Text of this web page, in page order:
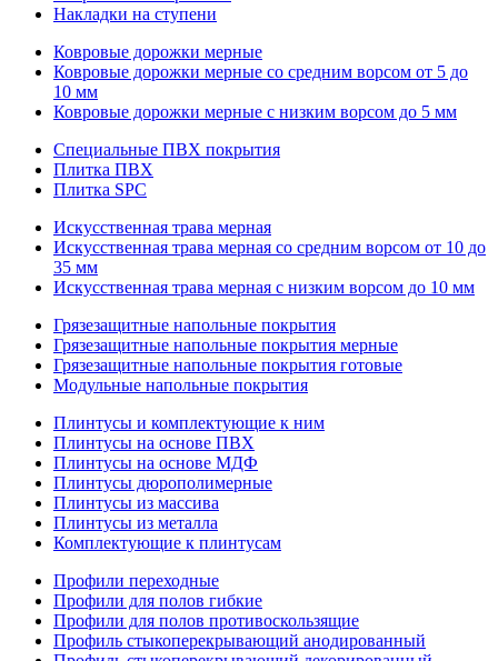
Накладки на ступени
Ковровые дорожки мерные
Ковровые дорожки мерные со средним ворсом от 5 до
10 мм
Ковровые дорожки мерные с низким ворсом до 5 мм
Специальные ПВХ покрытия
Плитка ПВХ
Плитка SPC
Искуccтвенная трава мерная
Искусственная трава мерная со средним ворсом от 10 до
35 мм
Искусственная трава мерная с низким ворсом до 10 мм
Грязезащитные напольные покрытия
Грязезащитные напольные покрытия мерные
Грязезащитные напольные покрытия готовые
Модульные напольные покрытия
Плинтусы и комплектующие к ним
Плинтусы на основе ПВХ
Плинтусы на основе МДФ
Плинтусы дюрополимерные
Плинтусы из массива
Плинтусы из металла
Комплектующие к плинтусам
Профили переходные
Профили для полов гибкие
Профили для полов противоскользящие
Профиль стыкоперекрывающий анодированный